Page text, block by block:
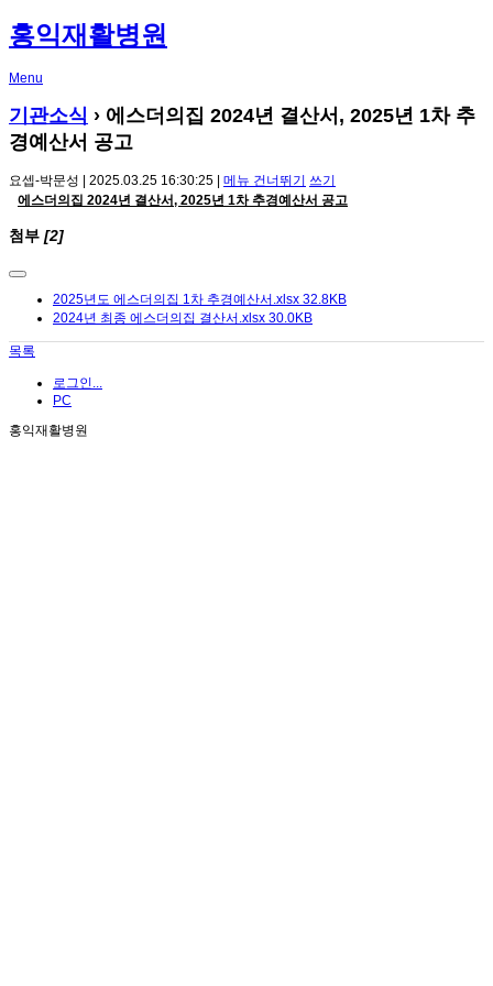
홍익재활병원
Menu
기관소식 › 에스더의집 2024년 결산서, 2025년 1차 추
경예산서 공고
요셉-박문성 | 2025.03.25 16:30:25 | 메뉴 건너뛰기
쓰기
에스더의집 2024년 결산서, 2025년 1차 추경예산서 공고
첨부 [2]
2025년도 에스더의집 1차 추경예산서.xlsx 32.8KB
2024년 최종 에스더의집 결산서.xlsx 30.0KB
목록
로그인...
PC
홍익재활병원